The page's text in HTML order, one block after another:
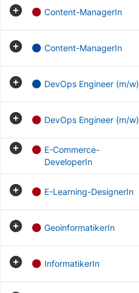
Content-ManagerIn
Content-ManagerIn
DevOps Engineer (m/w)
DevOps Engineer (m/w)
E-Commerce-
DeveloperIn
E-Learning-DesignerIn
GeoinformatikerIn
InformatikerIn